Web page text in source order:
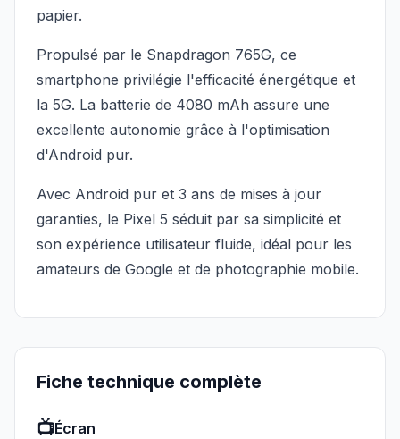
papier.
Propulsé par le Snapdragon 765G, ce
smartphone privilégie l'efficacité énergétique et
la 5G. La batterie de 4080 mAh assure une
excellente autonomie grâce à l'optimisation
d'Android pur.
Avec Android pur et 3 ans de mises à jour
garanties, le Pixel 5 séduit par sa simplicité et
son expérience utilisateur fluide, idéal pour les
amateurs de Google et de photographie mobile.
Fiche technique complète
📺Écran